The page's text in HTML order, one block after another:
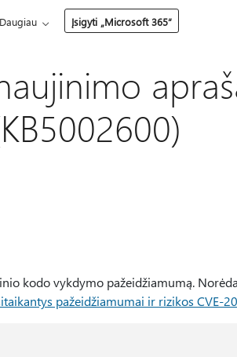
Daugiau Įsigyti „Microsoft 365“
kodo vykdymo pažeidžiamumą.
pažeidžiamumai ir rizikos CVE-